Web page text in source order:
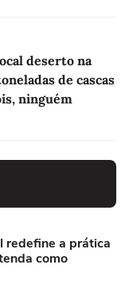
deserto na
de cascas
ninguém
a prática
como